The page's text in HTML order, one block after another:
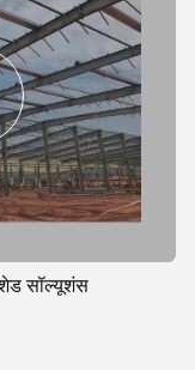
सॉल्यूशंस